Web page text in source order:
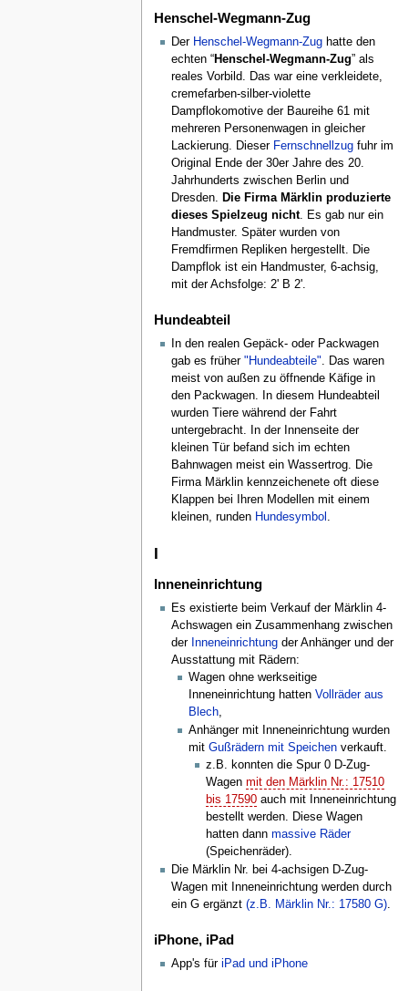
Henschel-Wegmann-Zug
Der Henschel-Wegmann-Zughatte den
echten “Henschel-Wegmann-Zug” als
reales Vorbild. Das war eine verkleidete,
cremefarben-silber-violette
Dampflokomotive der Baureihe 61 mit
mehreren Personenwagen in gleicher
Lackierung. Dieser Fernschnellzugfuhr im
Original Ende der 30er Jahre des 20.
Jahrhunderts zwischen Berlin und
Dresden. Die Firma Märklin produzierte
dieses Spielzeug nicht. Es gab nur ein
Handmuster. Später wurden von
Fremdfirmen Repliken hergestellt. Die
Dampflok ist ein Handmuster, 6-achsig,
mit der Achsfolge: 2' B 2'.
Hundeabteil
In den realen Gepäck- oder Packwagen
gab es früher "Hundeabteile". Das waren
meist von außen zu öffnende Käfige in
den Packwagen. In diesem Hundeabteil
wurden Tiere während der Fahrt
untergebracht. In der Innenseite der
kleinen Tür befand sich im echten
Bahnwagen meist ein Wassertrog. Die
Firma Märklin kennzeichenete oft diese
Klappen bei Ihren Modellen mit einem
kleinen, runden Hundesymbol .
I
Inneneinrichtung
Es existierte beim Verkauf der Märklin 4-
Achswagen ein Zusammenhang zwischen
der Inneneinrichtungder Anhänger und der
Ausstattung mit Rädern:
Wagen ohne werkseitige
Inneneinrichtung hatten Vollräder aus
Blech,
Anhänger mit Inneneinrichtung wurden
mit Gußrädern mit Speichenverkauft.
z.B. konnten die Spur 0 D-Zug-
Wagen mit den Märklin Nr.: 17510
bis 17590auch mit Inneneinrichtung
bestellt werden. Diese Wagen
hatten dann massive Räder
(Speichenräder).
Die Märklin Nr. bei 4-achsigen D-Zug-
Wagen mit Inneneinrichtung werden durch
ein G ergänzt (z.B. Märklin Nr.: 17580 G).
iPhone, iPad
App's für iPad und iPhone